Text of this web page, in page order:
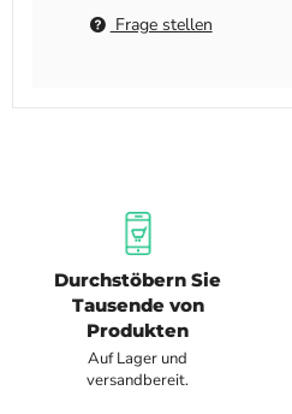
Frage stellen
Durchstöbern Sie
Tausende von
Produkten
Auf Lager und
versandbereit.